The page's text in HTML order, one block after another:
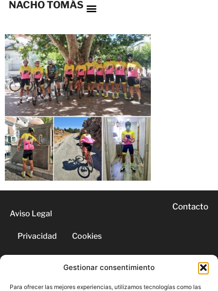
Gestionar consentimiento
Para ofrecer las mejores experiencias, utilizamos tecnologías como las
NACHO TOMÁS
Aviso Legal
Privacidad Cookies
Contacto
© 2026 | Todos los derechos